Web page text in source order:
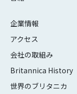
企業情報
アクセス
会社の取組み
Britannica History
世界のブリタニカ